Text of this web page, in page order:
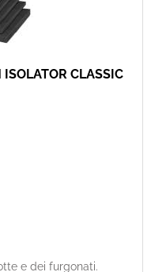
CLASSIC
e dei furgonati.